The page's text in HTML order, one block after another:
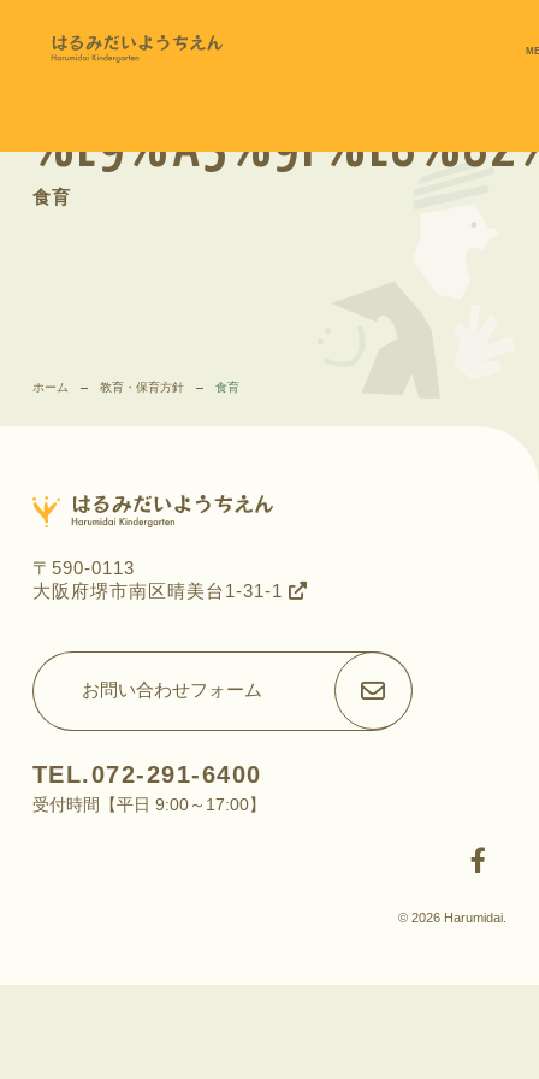
食育
ホーム 教育・保育方針 食育
〒590-0113
大阪府堺市南区晴美台1-31-1
お問い合わせフォーム
TEL.072-291-6400
受付時間【平日 9:00～17:00】
© 2026 Harumidai.